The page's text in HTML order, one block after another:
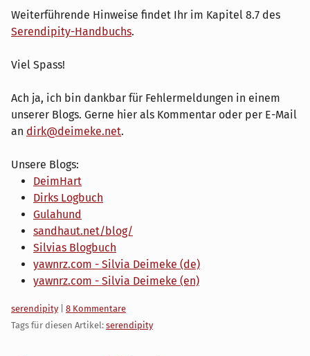
Weiterführende Hinweise findet Ihr im Kapitel 8.7 des
Serendipity-Handbuchs.
Viel Spass!
Ach ja, ich bin dankbar für Fehlermeldungen in einem
unserer Blogs. Gerne hier als Kommentar oder per E-Mail
an dirk@deimeke.net.
Unsere Blogs:
DeimHart
Dirks Logbuch
Gulahund
sandhaut.net/blog/
Silvias Blogbuch
yawnrz.com - Silvia Deimeke (de)
yawnrz.com - Silvia Deimeke (en)
Kategorien:
serendipity| 8 Kommentare
Tags für diesen Artikel: serendipity